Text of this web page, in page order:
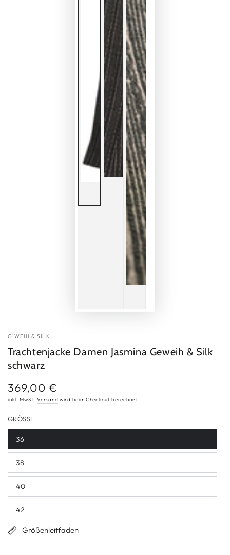
G'WEIH & SILK
Trachtenjacke Damen Jasmina Geweih & Silk
schwarz
Regulärer
Preis
369,00 €
inkl. MwSt.Versand wird beim Checkout berechnet
GRÖSSE
36
Variante
ausverkauft
oder
nicht
verfügbar
38
Variante
ausverkauft
oder
nicht
verfügbar
40
Variante
ausverkauft
oder
nicht
verfügbar
42
Variante
ausverkauft
oder
nicht
Größenleitfaden